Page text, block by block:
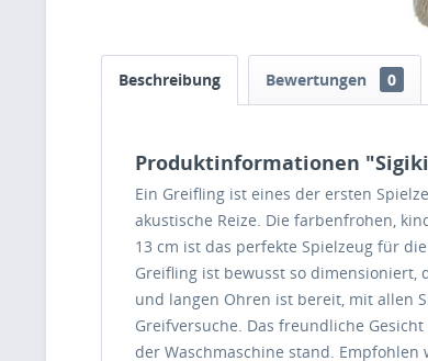
Beschreibung Bewertungen 0
Produktinformationen
Ein Greifling ist eines der ersten
akustische Reize. Die farbenfrohen,
13 cm ist das perfekte Spielzeug für
Greifling ist bewusst so dimensioniert,
und langen Ohren ist bereit, mit allen
Greifversuche. Das freundliche
der Waschmaschine stand.